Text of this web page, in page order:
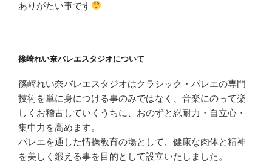
ありがたい事です
篠崎れい奈バレエスタジオについて
篠崎れい奈バレエスタジオはクラシック・バレエの専門
技術を単に身につける事のみではなく、音楽にのって楽
しくお稽古していくうちに、おのずと忍耐力・自立心・
集中力を高めます。
バレエを通した情操教育の場として、健康な肉体と精神
を美しく鍛える事を目的として設立いたしました。